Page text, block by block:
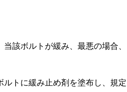
該ボルトが緩み、最悪の場合、
トに緩み止め剤を塗布し、規定